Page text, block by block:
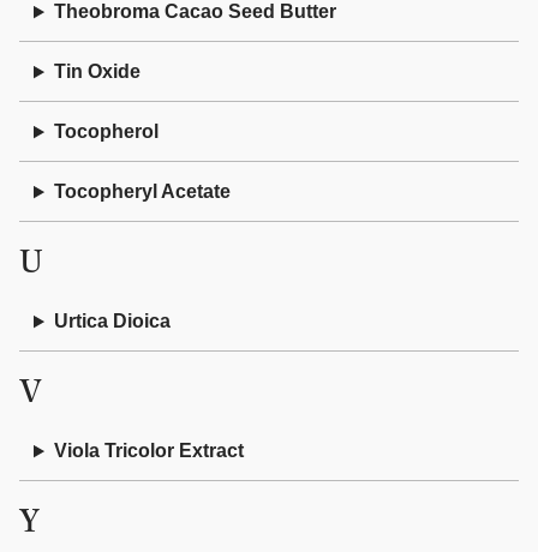
Theobroma Cacao Seed Butter
Tin Oxide
Tocopherol
Tocopheryl Acetate
U
Urtica Dioica
V
Viola Tricolor Extract
Y